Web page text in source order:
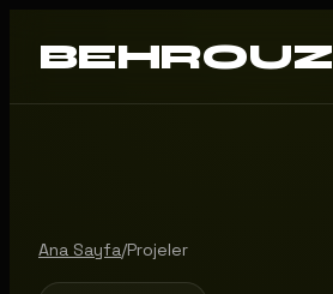
BEHROUZ
Ana Sayfa/Projeler